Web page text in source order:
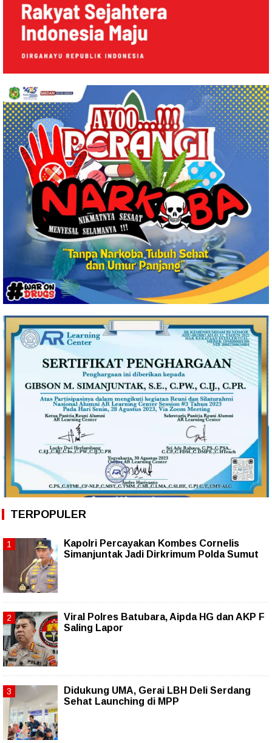
TERPOPULER
Kapolri Percayakan Kombes Cornelis
Simanjuntak Jadi Dirkrimum Polda Sumut
Viral Polres Batubara, Aipda HG dan AKP F
Saling Lapor
Didukung UMA, Gerai LBH Deli Serdang
Sehat Launching di MPP